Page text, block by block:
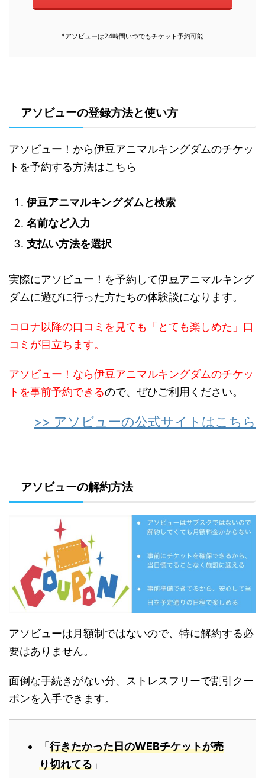
*アソビューは24時間いつでもチケット予約可能
アソビューの登録方法と使い方
アソビュー！から伊豆アニマルキングダムのチケッ
トを予約する方法はこちら
伊豆アニマルキングダムと検索
名前など入力
支払い方法を選択
実際にアソビュー！を予約して伊豆アニマルキング
ダムに遊びに行った方たちの体験談になります。
コロナ以降の口コミを見ても「とても楽しめた」口
コミが目立ちます。
アソビュー！なら伊豆アニマルキングダムのチケッ
トを事前予約できるので、ぜひご利用ください。
>> アソビューの公式サイトはこちら
アソビューの解約方法
アソビューは月額制ではないので、特に解約する必
要はありません。
面倒な手続きがない分、ストレスフリーで割引クー
ポンを入手できます。
「 行きたかった日のWEBチケットが売
り切れてる 」